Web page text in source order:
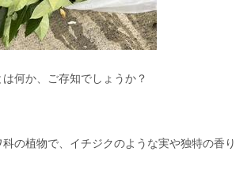
は何か、ご存知でしょうか？
の植物で、イチジクのような実や独特の香り